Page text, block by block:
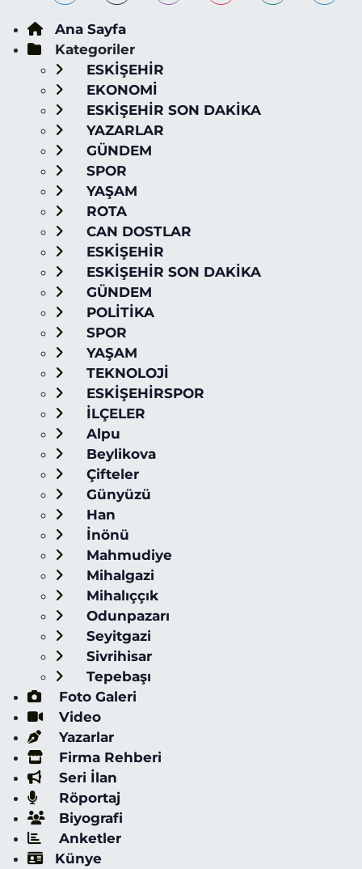
Ana Sayfa
Kategoriler
ESKİŞEHİR
EKONOMİ
ESKİŞEHİR SON DAKİKA
YAZARLAR
GÜNDEM
SPOR
YAŞAM
ROTA
CAN DOSTLAR
ESKİŞEHİR
ESKİŞEHİR SON DAKİKA
GÜNDEM
POLİTİKA
SPOR
YAŞAM
TEKNOLOJİ
ESKİŞEHİRSPOR
İLÇELER
Alpu
Beylikova
Çifteler
Günyüzü
Han
İnönü
Mahmudiye
Mihalgazi
Mihalıççık
Odunpazarı
Seyitgazi
Sivrihisar
Tepebaşı
Foto Galeri
Video
Yazarlar
Firma Rehberi
Seri İlan
Röportaj
Biyografi
Anketler
Künye